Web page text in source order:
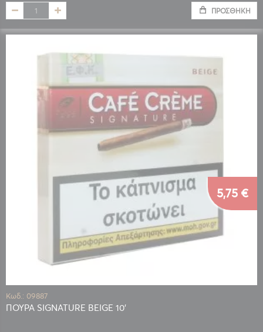
ΠΡΟΣΘΉΚΗ
Κωδ.: 09887
ΠΟΥΡΑ SIGNATURE BEIGE 10'
5,75 €